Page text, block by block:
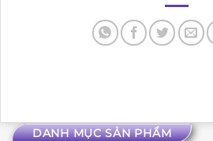
DANH MỤC SẢN PHẨM